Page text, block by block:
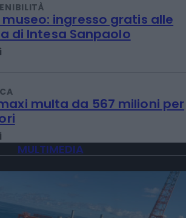
ingresso gratis alle
di Intesa Sanpaolo
multa da 567 milioni per
MULTIMEDIA